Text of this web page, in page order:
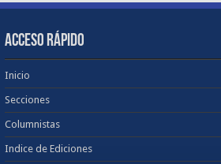
ACCESO RÁPIDO
Inicio
Secciones
Columnistas
Indice de Ediciones